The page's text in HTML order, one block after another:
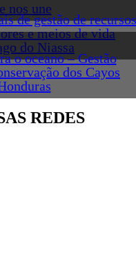
nos une
de gestão de recursos
e meios de vida
do Niassa
o oceano – Gestão
dos Cayos
REDES